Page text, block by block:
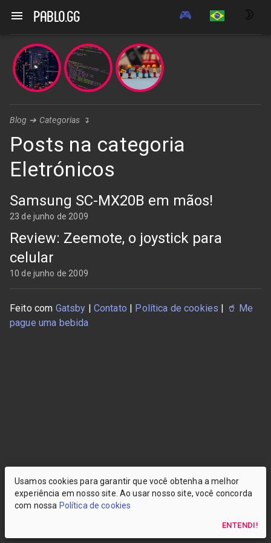
pablo.gg 🎮 🌛
Blog ➔ Categorias ↴
Posts na categoria
Eletrónicos
Samsung SC-MX20B em mãos!
23 de junho de 2009
Review: Zeemote, o joystick para
celular
10 de junho de 2009
Feito com Gatsby | Contato | Política de cookies | 🥤 Me
pague uma bebida
Usamos cookies para garantir que você obtenha a melhor
experiência em nosso site. Ao usar nosso site, você concorda
com nossa Política de cookies
ENTENDI!